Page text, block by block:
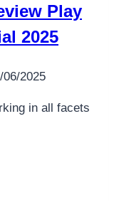
Play
2025
06/2025
in all facets